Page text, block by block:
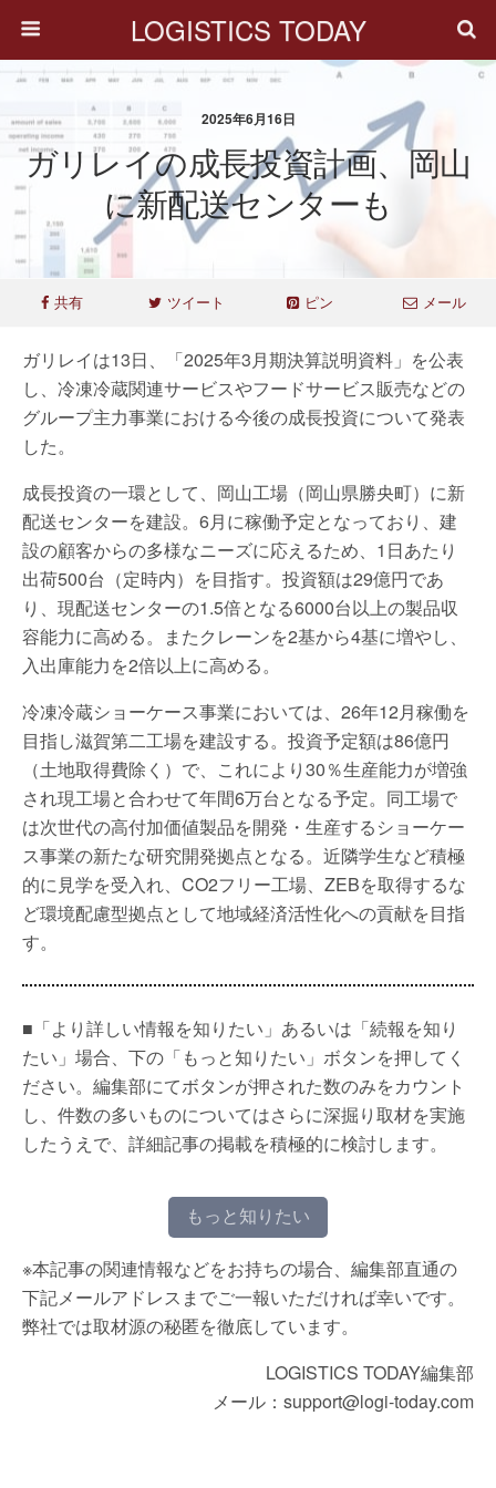
LOGISTICS TODAY
2025年6月16日
ガリレイの成長投資計画、岡山
に新配送センターも
共有 ツイート ピン メール
ガリレイは13日、「2025年3月期決算説明資料」を公表
し、冷凍冷蔵関連サービスやフードサービス販売などの
グループ主力事業における今後の成長投資について発表
した。
成長投資の一環として、岡山工場（岡山県勝央町）に新
配送センターを建設。6月に稼働予定となっており、建
設の顧客からの多様なニーズに応えるため、1日あたり
出荷500台（定時内）を目指す。投資額は29億円であ
り、現配送センターの1.5倍となる6000台以上の製品収
容能力に高める。またクレーンを2基から4基に増やし、
入出庫能力を2倍以上に高める。
冷凍冷蔵ショーケース事業においては、26年12月稼働を
目指し滋賀第二工場を建設する。投資予定額は86億円
（土地取得費除く）で、これにより30％生産能力が増強
され現工場と合わせて年間6万台となる予定。同工場で
は次世代の高付加価値製品を開発・生産するショーケー
ス事業の新たな研究開発拠点となる。近隣学生など積極
的に見学を受入れ、CO2フリー工場、ZEBを取得するな
ど環境配慮型拠点として地域経済活性化への貢献を目指
す。
■「より詳しい情報を知りたい」あるいは「続報を知り
たい」場合、下の「もっと知りたい」ボタンを押してく
ださい。編集部にてボタンが押された数のみをカウント
し、件数の多いものについてはさらに深掘り取材を実施
したうえで、詳細記事の掲載を積極的に検討します。
もっと知りたい
※本記事の関連情報などをお持ちの場合、編集部直通の
下記メールアドレスまでご一報いただければ幸いです。
弊社では取材源の秘匿を徹底しています。
LOGISTICS TODAY編集部
メール：support@logi-today.com